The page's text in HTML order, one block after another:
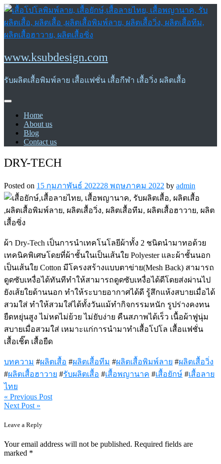
Skip
content
www.ksubdesign.com
รับผลิตเสื้อพิมพ์ลาย เสื้อแฟชั่น เสื้อกีฬา เสื้อวิ่ง ผลิตเสื้อ
Home
About us
Blog
Contact us
DRY-TECH
Posted on 15 กุมภาพันธ์ 202228 พฤษภาคม 2022 by admin
ผ้า Dry-Tech เป็นการนำเทคโนโลยีผ้าทั้ง 2 ชนิดนำมาทอด้วย
เทคนิคพิเศษโดยที่ผ้าชั้นในเป็นเส้นใย Polyester และผ้าชั้นนอก
เป็นเส้นใย Cotton มีโครงสร้างแบบตาข่าย(Mesh Back) สามารถ
ดูดซับเหงื่อได้ทันทีทำให้สามารถดูดซับเหงื่อได้ดีโดยส่งผ่านไป
ยังเส้ยใยด้านนอก ทำให้ระบายอากาศได้ดี รู้สึกแห้งสบายเมื่อได้
สวมใส่ ทำให้สวมใส่ได้ทั้งวันแม้ทำกิจกรรมหนัก รูปร่างคงทน
ยืดหยุ่นสูง ไม่หดไม่ย้วย ไม่ยับง่าย คืนสภาพได้เร็ว เนื้อผ้าฟูนุ่ม
สบายเมื่อสวมใส่ เหมาะแก่การนำมาทำเสื้อโปโล เสื้อแฟชั่น
เสื้อเชิ๊ต เสื้อยืด
บทความ #ผลิตเสื้อ #ผลิตเสื้อทีม #ผลิตเสื้อพิมพ์ลาย #ผลิตเสื้อวิ่ง
#ผลิตเสื้อฮาวาย #รับผลิตเสื้อ #เสื้อพญานาค #เสื้อยักษ์ #เสื้อลาย
ไทย
แนะแนว
เรื่อง
« Previous Post
Next Post »
Leave a Reply
Your email address will not be published. Required fields are
marked *